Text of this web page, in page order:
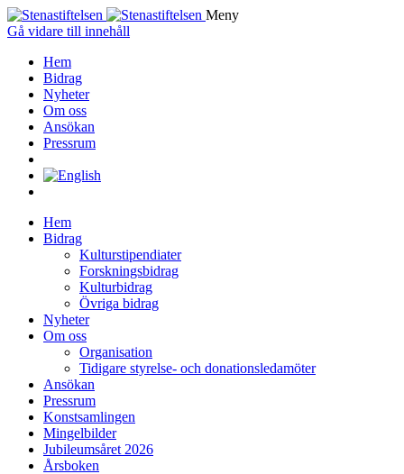
Meny
Gå vidare till innehåll
Hem
Bidrag
Nyheter
Om oss
Ansökan
Pressrum
Hem
Bidrag
Kulturstipendiater
Forskningsbidrag
Kulturbidrag
Övriga bidrag
Nyheter
Om oss
Organisation
Tidigare styrelse- och donationsledamöter
Ansökan
Pressrum
Konstsamlingen
Mingelbilder
Jubileumsåret 2026
Årsboken